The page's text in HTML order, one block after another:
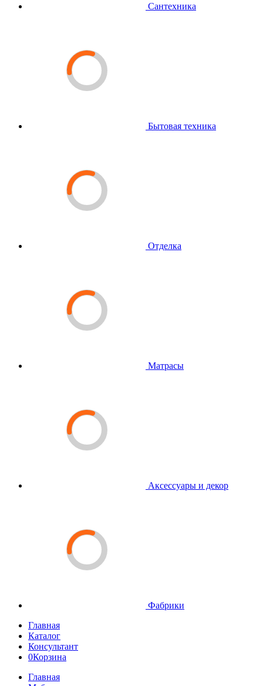
Сантехника
Бытовая техника
Отделка
Матрасы
Аксессуары и декор
Фабрики
Главная
Каталог
Консультант
0Корзина
Главная